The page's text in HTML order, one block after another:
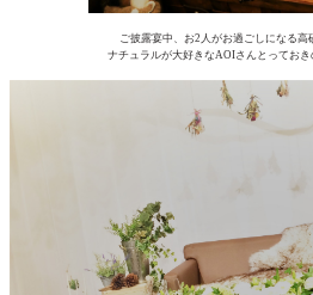
ご披露宴中、お2人がお過ごしになる高
ナチュラルが大好きなAOIさんとってお